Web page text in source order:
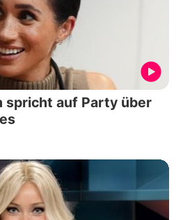
spricht auf Party über